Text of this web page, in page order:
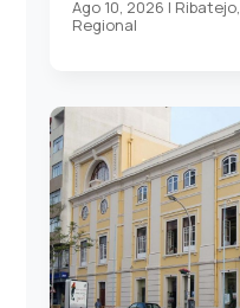
Ago 10, 2026 | Ribatejo,
Regional